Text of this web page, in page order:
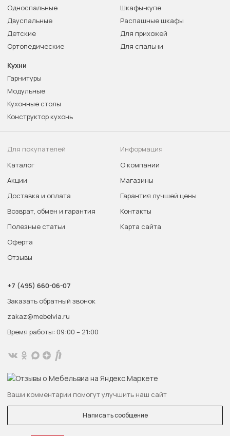
Односпальные
Двуспальные
Детские
Ортопедические
Шкафы-купе
Распашные шкафы
Для прихожей
Для спальни
Кухни
Гарнитуры
Модульные
Кухонные столы
Конструктор кухонь
Для покупателей
Каталог
Акции
Доставка и оплата
Возврат, обмен и гарантия
Полезные статьи
Оферта
Отзывы
Информация
О компании
Магазины
Гарантия лучшей цены
Контакты
Карта сайта
+7 (495) 660-06-07
Заказать обратный звонок
zakaz@mebelvia.ru
Время работы: 09:00 – 21:00
Ваши комментарии помогут улучшить наш сайт
Написать сообщение